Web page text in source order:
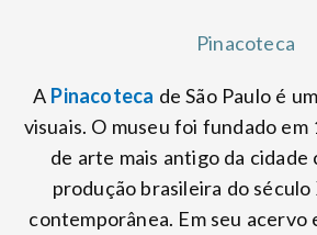
Pinacoteca
A Pinacoteca de São Paulo é
visuais. O museu foi fundado em
de arte mais antigo da cidade
produção brasileira do
contemporânea. Em seu acervo